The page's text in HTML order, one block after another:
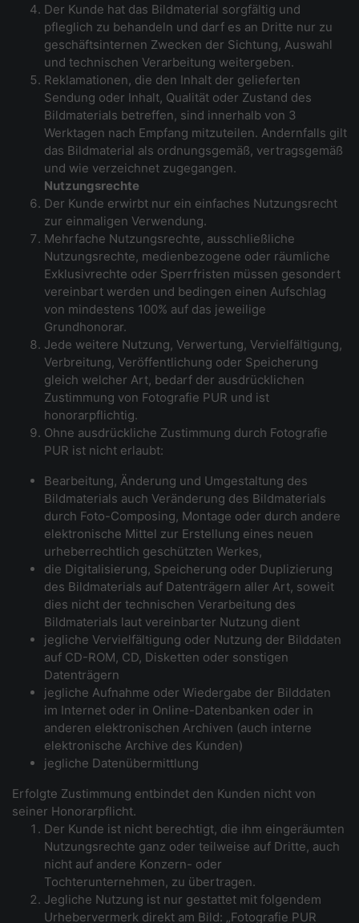
Der Kunde hat das Bildmaterial sorgfältig und
pfleglich zu behandeln und darf es an Dritte nur zu
geschäftsinternen Zwecken der Sichtung, Auswahl
und technischen Verarbeitung weitergeben.
Reklamationen, die den Inhalt der gelieferten
Sendung oder Inhalt, Qualität oder Zustand des
Bildmaterials betreffen, sind innerhalb von 3
Werktagen nach Empfang mitzuteilen. Andernfalls gilt
das Bildmaterial als ordnungsgemäß, vertragsgemäß
und wie verzeichnet zugegangen.
Nutzungsrechte
Der Kunde erwirbt nur ein einfaches Nutzungsrecht
zur einmaligen Verwendung.
Mehrfache Nutzungsrechte, ausschließliche
Nutzungsrechte, medienbezogene oder räumliche
Exklusivrechte oder Sperrfristen müssen gesondert
vereinbart werden und bedingen einen Aufschlag
von mindestens 100% auf das jeweilige
Grundhonorar.
Jede weitere Nutzung, Verwertung, Vervielfältigung,
Verbreitung, Veröffentlichung oder Speicherung
gleich welcher Art, bedarf der ausdrücklichen
Zustimmung von Fotografie PUR und ist
honorarpflichtig.
Ohne ausdrückliche Zustimmung durch Fotografie
PUR ist nicht erlaubt:
Bearbeitung, Änderung und Umgestaltung des
Bildmaterials auch Veränderung des Bildmaterials
durch Foto-Composing, Montage oder durch andere
elektronische Mittel zur Erstellung eines neuen
urheberrechtlich geschützten Werkes,
die Digitalisierung, Speicherung oder Duplizierung
des Bildmaterials auf Datenträgern aller Art, soweit
dies nicht der technischen Verarbeitung des
Bildmaterials laut vereinbarter Nutzung dient
jegliche Vervielfältigung oder Nutzung der Bilddaten
auf CD-ROM, CD, Disketten oder sonstigen
Datenträgern
jegliche Aufnahme oder Wiedergabe der Bilddaten
im Internet oder in Online-Datenbanken oder in
anderen elektronischen Archiven (auch interne
elektronische Archive des Kunden)
jegliche Datenübermittlung
Erfolgte Zustimmung entbindet den Kunden nicht von
seiner Honorarpflicht.
Der Kunde ist nicht berechtigt, die ihm eingeräumten
Nutzungsrechte ganz oder teilweise auf Dritte, auch
nicht auf andere Konzern- oder
Tochterunternehmen, zu übertragen.
Jegliche Nutzung ist nur gestattet mit folgendem
Urhebervermerk direkt am Bild: „Fotografie PUR